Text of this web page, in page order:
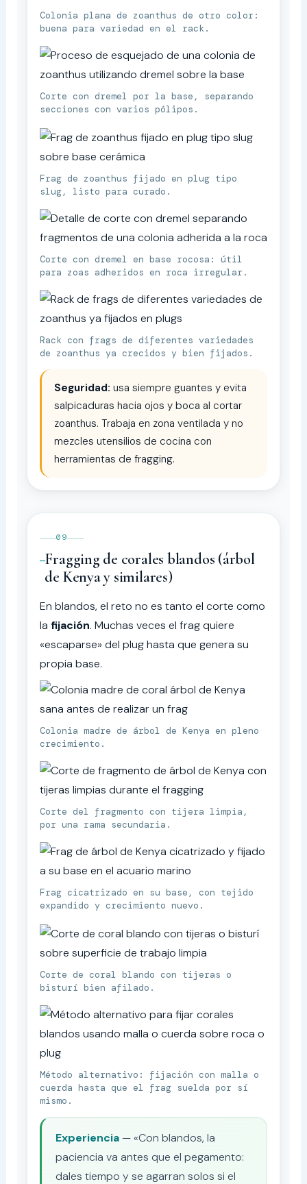
Colonia plana de zoanthus de otro color:
buena para variedad en el rack.
Corte con dremel por la base, separando
secciones con varios pólipos.
Frag de zoanthus fijado en plug tipo
slug, listo para curado.
Corte con dremel en base rocosa: útil
para zoas adheridos en roca irregular.
Rack con frags de diferentes variedades
de zoanthus ya crecidos y bien fijados.
Seguridad: usa siempre guantes y evita
salpicaduras hacia ojos y boca al cortar
zoanthus. Trabaja en zona ventilada y no
mezcles utensilios de cocina con
herramientas de fragging.
09
Fragging de corales blandos (árbol
de Kenya y similares)
En blandos, el reto no es tanto el corte como
la fijación. Muchas veces el frag quiere
«escaparse» del plug hasta que genera su
propia base.
Colonia madre de árbol de Kenya en pleno
crecimiento.
Corte del fragmento con tijera limpia,
por una rama secundaria.
Frag cicatrizado en su base, con tejido
expandido y crecimiento nuevo.
Corte de coral blando con tijeras o
bisturí bien afilado.
Método alternativo: fijación con malla o
cuerda hasta que el frag suelda por sí
mismo.
Experiencia— «Con blandos, la
paciencia va antes que el pegamento:
dales tiempo y se agarran solos si el